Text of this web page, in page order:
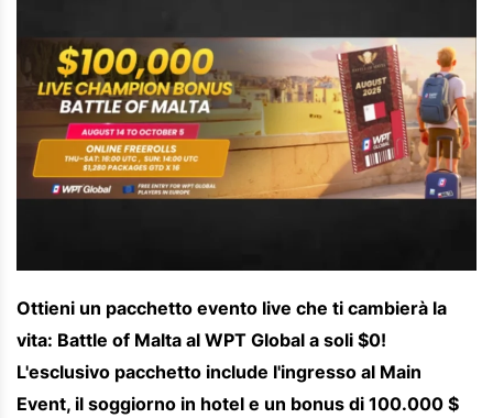
Ottieni un pacchetto evento live che ti cambierà la
vita: Battle of Malta al WPT Global a soli $0!
L'esclusivo pacchetto include l'ingresso al Main
Event, il soggiorno in hotel e un bonus di 100.000 $